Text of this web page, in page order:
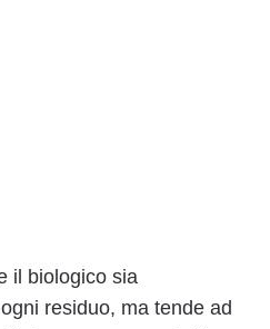
il biologico sia
residuo, ma tende ad